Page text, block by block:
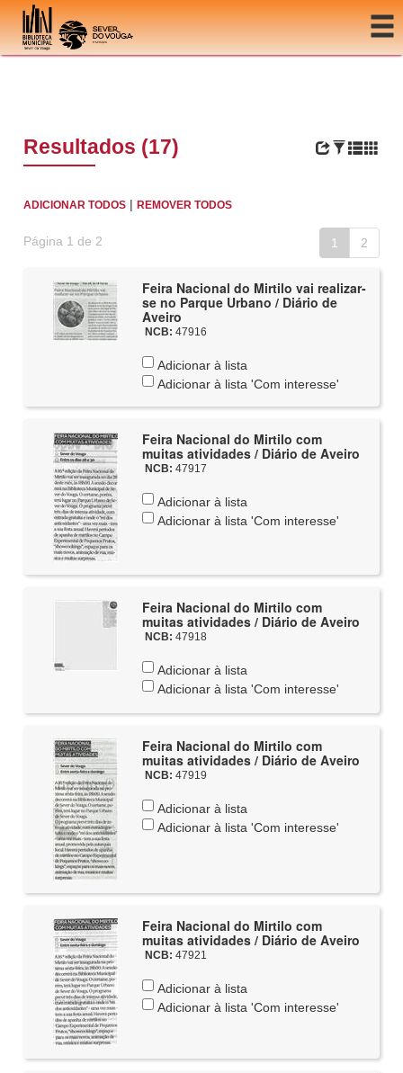
Ir para o conteúdo
Resultados (17)
ADICIONAR TODOS |REMOVER TODOS
Página 1 de 2 1 2
Feira Nacional do Mirtilo vai realizar-
se no Parque Urbano / Diário de
Aveiro
NCB: 47916
Adicionar à lista
Adicionar à lista 'Com interesse'
Feira Nacional do Mirtilo com
muitas atividades / Diário de Aveiro
NCB: 47917
Adicionar à lista
Adicionar à lista 'Com interesse'
Feira Nacional do Mirtilo com
muitas atividades / Diário de Aveiro
NCB: 47918
Adicionar à lista
Adicionar à lista 'Com interesse'
Feira Nacional do Mirtilo com
muitas atividades / Diário de Aveiro
NCB: 47919
Adicionar à lista
Adicionar à lista 'Com interesse'
Feira Nacional do Mirtilo com
muitas atividades / Diário de Aveiro
NCB: 47921
Adicionar à lista
Adicionar à lista 'Com interesse'